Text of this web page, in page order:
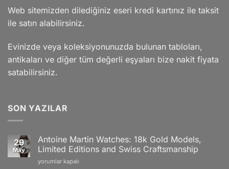
Web sitemizden dilediğiniz eseri kredi kartınız ile taksit
ile satın alabilirsiniz.
Evinizde veya koleksiyonunuzda bulunan tabloları,
antikaları ve diğer tüm değerli eşyaları bize nakit fiyata
satabilirsiniz.
SON YAZILAR
29
May
Antoine Martin Watches: 18k Gold Models,
Limited Editions and Swiss Craftsmanship
Antoine
yorumlar kapalı